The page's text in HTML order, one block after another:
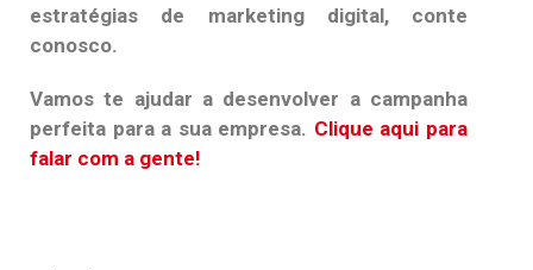
estratégias de marketing digital, conte
conosco.
Vamos te ajudar a desenvolver a campanha
perfeita para a sua empresa. Clique aqui para
falar com a gente!